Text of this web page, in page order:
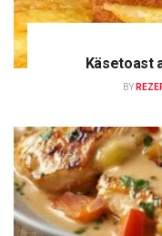
Käsetoast
BY